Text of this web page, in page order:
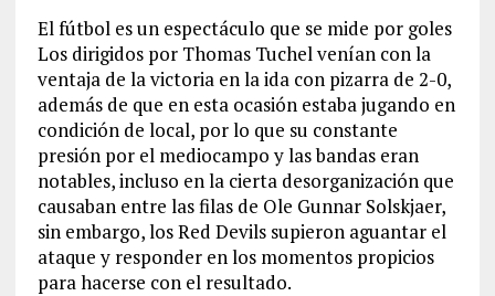
El fútbol es un espectáculo que se mide por goles
Los dirigidos por Thomas Tuchel venían con la
ventaja de la victoria en la ida con pizarra de 2-0,
además de que en esta ocasión estaba jugando en
condición de local, por lo que su constante
presión por el mediocampo y las bandas eran
notables, incluso en la cierta desorganización que
causaban entre las filas de Ole Gunnar Solskjaer,
sin embargo, los Red Devils supieron aguantar el
ataque y responder en los momentos propicios
para hacerse con el resultado.